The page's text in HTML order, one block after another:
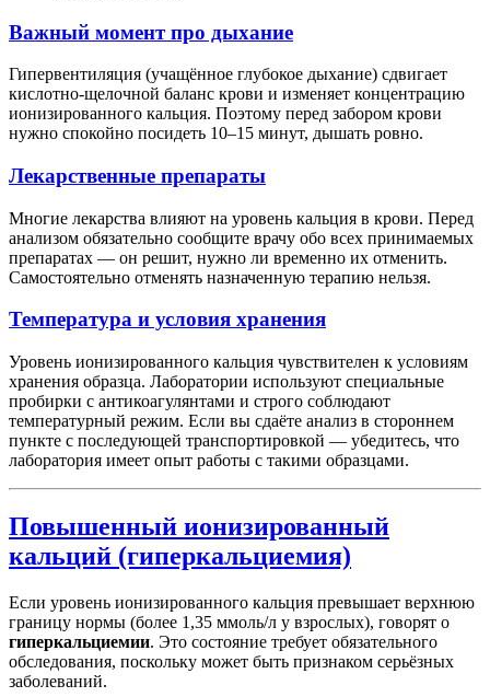
Важный момент про дыхание
Гипервентиляция (учащённое глубокое дыхание) сдвигает
кислотно-щелочной баланс крови и изменяет концентрацию
ионизированного кальция. Поэтому перед забором крови
нужно спокойно посидеть 10–15 минут, дышать ровно.
Лекарственные препараты
Многие лекарства влияют на уровень кальция в крови. Перед
анализом обязательно сообщите врачу обо всех принимаемых
препаратах — он решит, нужно ли временно их отменить.
Самостоятельно отменять назначенную терапию нельзя.
Температура и условия хранения
Уровень ионизированного кальция чувствителен к условиям
хранения образца. Лаборатории используют специальные
пробирки с антикоагулянтами и строго соблюдают
температурный режим. Если вы сдаёте анализ в стороннем
пункте с последующей транспортировкой — убедитесь, что
лаборатория имеет опыт работы с такими образцами.
Повышенный ионизированный
кальций (гиперкальциемия)
Если уровень ионизированного кальция превышает верхнюю
границу нормы (более 1,35 ммоль/л у взрослых), говорят о
гиперкальциемии. Это состояние требует обязательного
обследования, поскольку может быть признаком серьёзных
заболеваний.